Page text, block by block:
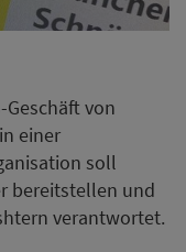
von
einer
soll
bereitstellen und
verantwortet.